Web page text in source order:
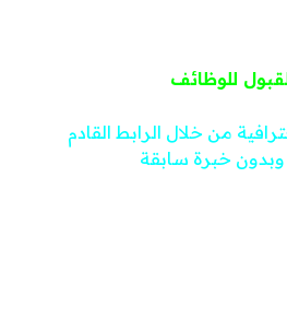
للوظائف
من خلال الرابط القادم
وبدون خبرة سابقة